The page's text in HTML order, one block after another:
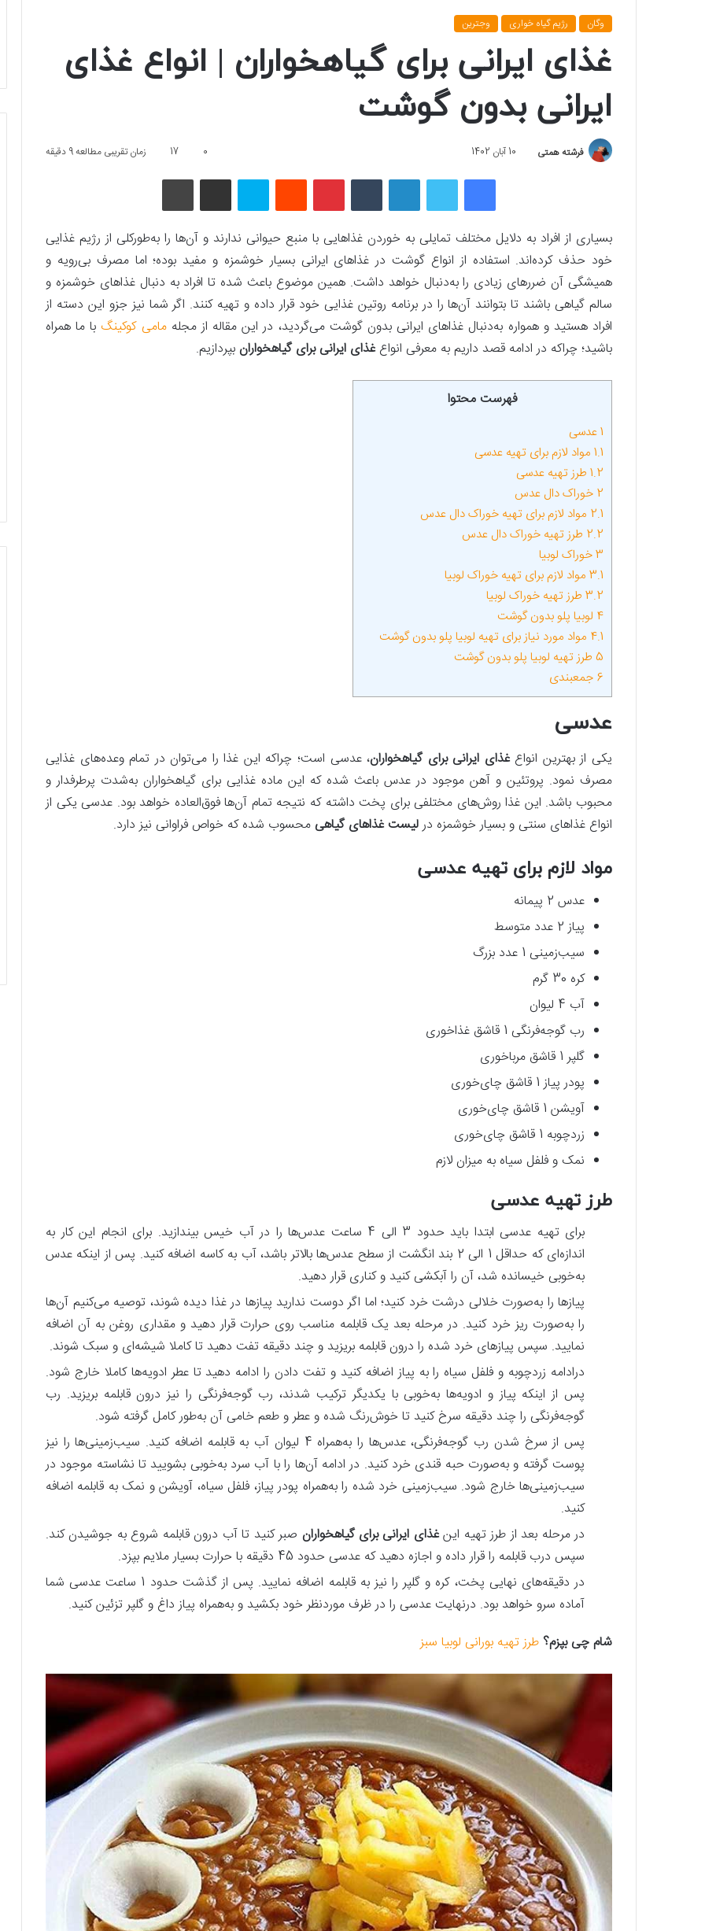
وگان رژیم گیاه خواری وجترین
غذای ایرانی برای گیاهخواران | انواع غذای
ایرانی بدون گوشت
فرشته همتی 10 آبان 1402 0
17 زمان تقریبی مطالعه 9 دقیقه
فیسبوک لینکداین پینتریست اسکایپ
بسیاری از افراد به دلایل مختلف تمایلی به خوردن غذاهایی با منبع حیوانی ندارند و آن‌ها را به‌طورکلی از رژیم غذایی
خود حذف کرده‌اند. استفاده از انواع گوشت در غذاهای ایرانی بسیار خوشمزه و مفید بوده؛ اما مصرف بی‌رویه و
همیشگی آن ضررهای زیادی را به‌دنبال خواهد داشت. همین موضوع باعث شده تا افراد به‌ دنبال غذاهای خوشمزه و
سالم گیاهی باشند تا بتوانند آن‌ها را در برنامه روتین غذایی خود قرار داده و تهیه کنند. اگر شما نیز جزو این دسته از
افراد هستید و همواره به‌دنبال غذاهای ایرانی بدون گوشت می‌گردید، در این مقاله از مجلهمامی کوکینگبا ما همراه
باشید؛ چراکه در ادامه قصد داریم به معرفی انواعغذای ایرانی برای گیاهخواران بپردازیم.
فهرست محتوا
1عدسی
1.1 مواد لازم برای تهیه عدسی
1.2 طرز تهیه عدسی
2 خوراک دال عدس
2.1 مواد لازم برای تهیه خوراک دال عدس
2.2 طرز تهیه خوراک دال عدس
3خوراک لوبیا
3.1 مواد لازم برای تهیه خوراک لوبیا
3.2 طرز تهیه خوراک لوبیا
4 لوبیا پلو بدون گوشت
4.1 مواد مورد نیاز برای تهیه لوبیا پلو بدون گوشت
5 طرز تهیه لوبیا پلو بدون گوشت
6 جمع‎بندی
عدسی
یکی از بهترین انواعغذای ایرانی برای گیاهخواران، عدسی است؛ چراکه این غذا را می‌توان در تمام وعده‌های غذایی
مصرف نمود. پروتئین و آهن موجود در عدس باعث شده که این ماده غذایی برای گیاهخواران به‌شدت پرطرفدار و
محبوب باشد. این غذا روش‌های مختلفی برای پخت داشته که نتیجه تمام آن‌ها فوق‌العاده خواهد بود. عدسی یکی از
انواع غذاهای سنتی و بسیار خوشمزه درلیست غذاهای گیاهیمحسوب شده که خواص فراوانی نیز دارد.
مواد لازم برای تهیه عدسی
عدس 2 پیمانه
پیاز 2 عدد متوسط
سیب‌زمینی 1 عدد بزرگ
کره 30 گرم
آب 4 لیوان
رب گوجه‌فرنگی 1 قاشق غذاخوری
گلپر 1 قاشق مرباخوری
پودر پیاز 1 قاشق چای‌خوری
آویشن 1 قاشق چای‌خوری
زردچوبه 1 قاشق چای‌خوری
نمک و فلفل سیاه به میزان لازم
طرز تهیه عدسی
برای تهیه عدسی ابتدا باید حدود 3 الی 4 ساعت عدس‌ها را در آب خیس بیندازید. برای انجام این کار به
اندازه‌ای که حداقل 1 الی 2 بند انگشت از سطح عدس‌ها بالاتر باشد، آب به کاسه اضافه کنید. پس‌ از اینکه عدس
به‌خوبی خیسانده شد، آن را آبکشی کنید و کناری قرار دهید.
پیازها را به‌صورت خلالی درشت خرد کنید؛ اما اگر دوست ندارید پیازها در غذا دیده شوند، توصیه می‌کنیم آن‌ها
را به‌صورت ریز خرد کنید. در مرحله بعد یک قابلمه مناسب روی حرارت قرار دهید و مقداری روغن به آن اضافه
نمایید. سپس پیازهای خرد شده را درون قابلمه بریزید و چند دقیقه تفت دهید تا کاملا شیشه‌ای و سبک شوند.
درادامه زردچوبه و فلفل سیاه را به پیاز اضافه کنید و تفت دادن را ادامه دهید تا عطر ادویه‌ها کاملا خارج شود.
پس‌ از اینکه پیاز و ادویه‌ها به‌خوبی با یکدیگر ترکیب شدند، رب گوجه‌فرنگی را نیز درون قابلمه بریزید. رب
گوجه‌فرنگی را چند دقیقه سرخ کنید تا خوش‌رنگ شده و عطر و طعم خامی آن به‌طور کامل گرفته شود.
پس‌ از سرخ شدن رب گوجه‌فرنگی، عدس‌ها را به‌همراه 4 لیوان آب به قابلمه اضافه کنید. سیب‌زمینی‌ها را نیز
پوست گرفته و به‌صورت حبه قندی خرد کنید. در ادامه آن‌ها را با آب سرد به‌خوبی بشویید تا نشاسته موجود در
سیب‌زمینی‌ها خارج شود. سیب‌زمینی خرد شده را به‌همراه پودر پیاز، فلفل سیاه، آویشن و نمک به قابلمه اضافه
کنید.
در مرحله بعد از طرز تهیه اینغذای ایرانی برای گیاهخواران صبر کنید تا آب درون قابلمه شروع به جوشیدن کند.
سپس درب قابلمه را قرار داده و اجازه دهید که عدسی حدود 45 دقیقه با حرارت بسیار ملایم بپزد.
در دقیقه‌های نهایی پخت، کره و گلپر را نیز به قابلمه اضافه نمایید. پس‌ از گذشت حدود 1 ساعت عدسی شما
آماده سرو خواهد بود. درنهایت عدسی را در ظرف موردنظر خود بکشید و به‌همراه پیاز داغ و گلپر تزئین کنید.
شام چی بپزم؟ طرز تهیه بورانی لوبیا سبز